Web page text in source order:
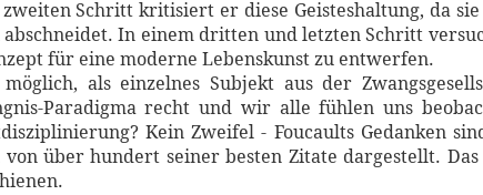
Schritt kritisiert er diese Geisteshaltung, da
In einem dritten und letzten Schritt
für eine moderne Lebenskunst zu entwerfen.
als einzelnes Subjekt aus der
Paradigma recht und wir alle fühlen uns
Kein Zweifel - Foucaults Gedanken
über hundert seiner besten Zitate dargestellt. Das